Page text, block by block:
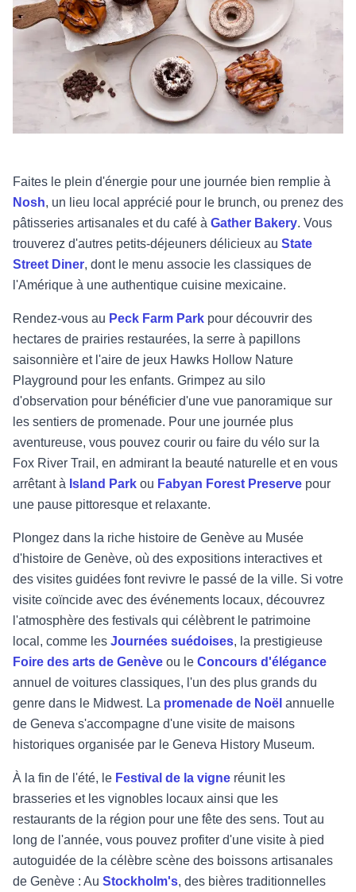
Faites le plein d'énergie pour une journée bien remplie à
Nosh, un lieu local apprécié pour le brunch, ou prenez des
pâtisseries artisanales et du café à Gather Bakery. Vous
trouverez d'autres petits-déjeuners délicieux au State
Street Diner, dont le menu associe les classiques de
l'Amérique à une authentique cuisine mexicaine.
Rendez-vous au Peck Farm Park pour découvrir des
hectares de prairies restaurées, la serre à papillons
saisonnière et l'aire de jeux Hawks Hollow Nature
Playground pour les enfants. Grimpez au silo
d'observation pour bénéficier d'une vue panoramique sur
les sentiers de promenade. Pour une journée plus
aventureuse, vous pouvez courir ou faire du vélo sur la
Fox River Trail, en admirant la beauté naturelle et en vous
arrêtant à Island Park ou Fabyan Forest Preserve pour
une pause pittoresque et relaxante.
Plongez dans la riche histoire de Genève au Musée
d'histoire de Genève, où des expositions interactives et
des visites guidées font revivre le passé de la ville. Si votre
visite coïncide avec des événements locaux, découvrez
l'atmosphère des festivals qui célèbrent le patrimoine
local, comme les Journées suédoises, la prestigieuse
Foire des arts de Genève ou le Concours d'élégance
annuel de voitures classiques, l'un des plus grands du
genre dans le Midwest. La promenade de Noël annuelle
de Geneva s'accompagne d'une visite de maisons
historiques organisée par le Geneva History Museum.
À la fin de l'été, le Festival de la vigne réunit les
brasseries et les vignobles locaux ainsi que les
restaurants de la région pour une fête des sens. Tout au
long de l'année, vous pouvez profiter d'une visite à pied
autoguidée de la célèbre scène des boissons artisanales
de Genève : Au Stockholm's, des bières traditionnelles